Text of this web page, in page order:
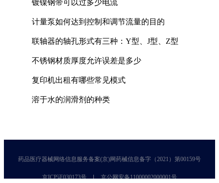
镀镍钢带可以过多少电流
计量泵如何达到控制和调节流量的目的
联轴器的轴孔形式有三种：Y型、J型、Z型
不锈钢材质厚度允许误差是多少
复印机出租有哪些常见模式
溶于水的润滑剂的种类
药品医疗器械网络信息服务备案(京)网药械信息备字（2021）第00159号
京ICP证030173号 京公网安备11000002000001号